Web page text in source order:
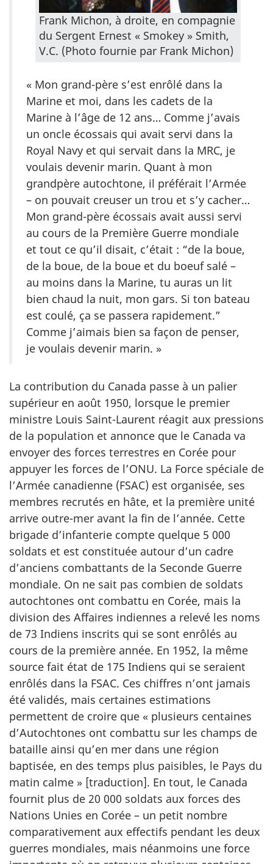
Frank Michon, à droite, en compagnie
du Sergent Ernest « Smokey » Smith,
V.C. (Photo fournie par Frank Michon)
« Mon grand-père s’est enrôlé dans la
Marine et moi, dans les cadets de la
Marine à l’âge de 12 ans… Comme j’avais
un oncle écossais qui avait servi dans la
Royal Navy et qui servait dans la MRC, je
voulais devenir marin. Quant à mon
grandpère autochtone, il préférait l’Armée
– on pouvait creuser un trou et s’y cacher…
Mon grand-père écossais avait aussi servi
au cours de la Première Guerre mondiale
et tout ce qu’il disait, c’était : “de la boue,
de la boue, de la boue et du boeuf salé –
au moins dans la Marine, tu auras un lit
bien chaud la nuit, mon gars. Si ton bateau
est coulé, ça se passera rapidement.”
Comme j’aimais bien sa façon de penser,
je voulais devenir marin. »
La contribution du Canada passe à un palier
supérieur en août 1950, lorsque le premier
ministre Louis Saint-Laurent réagit aux pressions
de la population et annonce que le Canada va
envoyer des forces terrestres en Corée pour
appuyer les forces de l’ONU. La Force spéciale de
l’Armée canadienne (FSAC) est organisée, ses
membres recrutés en hâte, et la première unité
arrive outre-mer avant la fin de l’année. Cette
brigade d’infanterie compte quelque 5 000
soldats et est constituée autour d’un cadre
d’anciens combattants de la Seconde Guerre
mondiale. On ne sait pas combien de soldats
autochtones ont combattu en Corée, mais la
division des Affaires indiennes a relevé les noms
de 73 Indiens inscrits qui se sont enrôlés au
cours de la première année. En 1952, la même
source fait état de 175 Indiens qui se seraient
enrôlés dans la FSAC. Ces chiffres n’ont jamais
été validés, mais certaines estimations
permettent de croire que « plusieurs centaines
d’Autochtones ont combattu sur les champs de
bataille ainsi qu’en mer dans une région
baptisée, en des temps plus paisibles, le Pays du
matin calme » [traduction]. En tout, le Canada
fournit plus de 20 000 soldats aux forces des
Nations Unies en Corée – un petit nombre
comparativement aux effectifs pendant les deux
guerres mondiales, mais néanmoins une force